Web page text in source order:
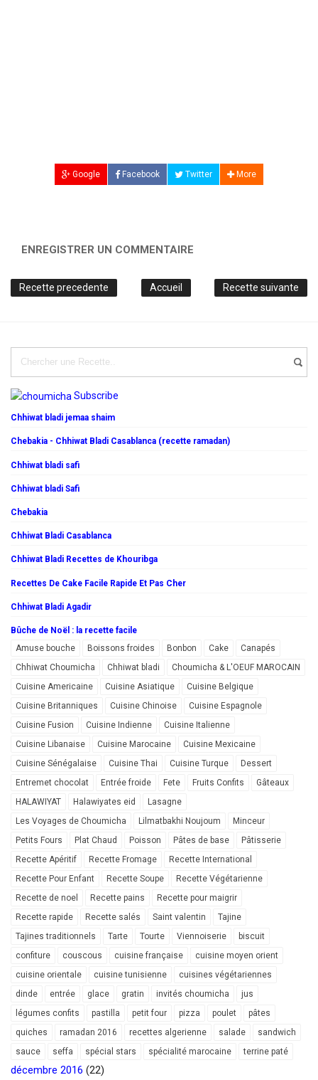
Google Facebook Twitter More
ENREGISTRER UN COMMENTAIRE
Recette precedente Recette suivante
Accueil
Subscribe
Chhiwat bladi jemaa shaim
Chebakia - Chhiwat Bladi Casablanca (recette ramadan)
Chhiwat bladi safi
Chhiwat bladi Safi
Chebakia
Chhiwat Bladi Casablanca
Chhiwat Bladi Recettes de Khouribga
Recettes De Cake Facile Rapide Et Pas Cher
Chhiwat Bladi Agadir
Bûche de Noël : la recette facile
Amuse bouche
Boissons froides Bonbon Cake
Canapés
Chhiwat Choumicha
Chhiwat bladi
Choumicha & L'OEUF MAROCAIN
Cuisine Americaine
Cuisine Asiatique
Cuisine Belgique
Cuisine Britanniques
Cuisine Chinoise
Cuisine Espagnole
Cuisine Fusion
Cuisine Indienne
Cuisine Italienne
Cuisine Libanaise
Cuisine Marocaine
Cuisine Mexicaine
Cuisine Sénégalaise
Cuisine Thai Cuisine Turque
Dessert
Entremet chocolat
Entrée froide Fete Fruits Confits
Gâteaux
HALAWIYAT
Halawiyates eid
Lasagne
Les Voyages de Choumicha
Lilmatbakhi Noujoum
Minceur
Petits Fours
Plat Chaud Poisson Pâtes de base
Pâtisserie
Recette Apéritif
Recette Fromage
Recette International
Recette Pour Enfant
Recette Soupe
Recette Végétarienne
Recette de noel
Recette pains
Recette pour maigrir
Recette rapide
Recette salés Saint valentin
Tajine
Tajines traditionnels
Tarte Tourte Viennoiserie
biscuit
confiture
couscous cuisine française
cuisine moyen orient
cuisine orientale
cuisine tunisienne
cuisines végétariennes
dinde
entrée glace gratin invités choumicha
jus
légumes confits
pastilla petit four pizza poulet
pâtes
quiches
ramadan 2016 recettes algerienne salade
sandwich
sauce
seffa spécial stars spécialité marocaine terrine paté
décembre 2016 (22)